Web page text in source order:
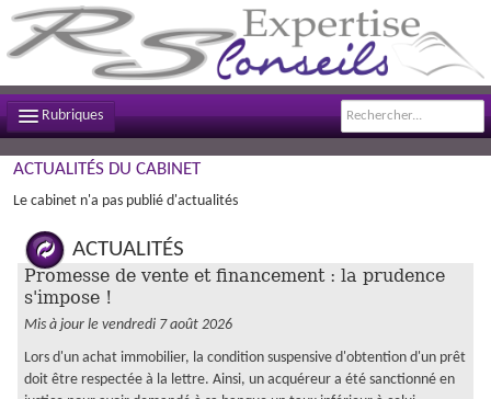
Rubriques
LE CABINET
CONTACTEZ-NOUS
PLAN D'ACCÈS
ACTUALITÉS DU CABINET
Le cabinet n'a pas publié d'actualités
ACTUALITÉS
Promesse de vente et financement : la prudence
s'impose !
Mis à jour le vendredi 7 août 2026
Lors d'un achat immobilier, la condition suspensive d'obtention d'un prêt
doit être respectée à la lettre. Ainsi, un acquéreur a été sanctionné en